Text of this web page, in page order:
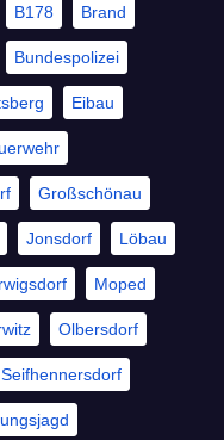
B178 Brand
Bundespolizei
Eibau
Großschönau
Jonsdorf Löbau
Moped
Olbersdorf
Seifhennersdorf